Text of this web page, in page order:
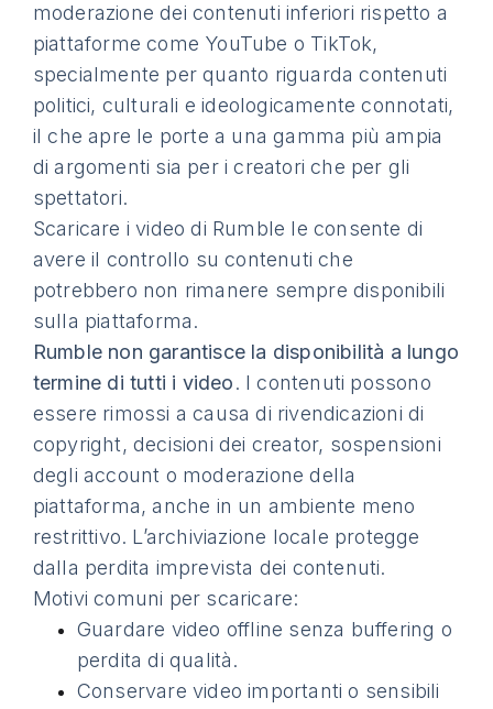
moderazione dei contenuti inferiori rispetto a
piattaforme come YouTube o TikTok,
specialmente per quanto riguarda contenuti
politici, culturali e ideologicamente connotati,
il che apre le porte a una gamma più ampia
di argomenti sia per i creatori che per gli
spettatori.
Scaricare i video di Rumble le consente di
avere il controllo su contenuti che
potrebbero non rimanere sempre disponibili
sulla piattaforma.
Rumble non garantisce la disponibilità a lungo
termine di tutti i video. I contenuti possono
essere rimossi a causa di rivendicazioni di
copyright, decisioni dei creator, sospensioni
degli account o moderazione della
piattaforma, anche in un ambiente meno
restrittivo. L’archiviazione locale protegge
dalla perdita imprevista dei contenuti.
Motivi comuni per scaricare:
Guardare video offline senza buffering o
perdita di qualità.
Conservare video importanti o sensibili